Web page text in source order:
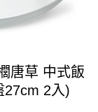
唐草 中式飯
27cm 2入)